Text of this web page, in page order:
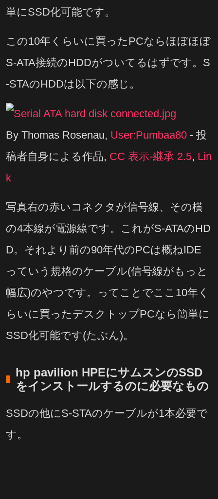
単にSSD化可能です。
この10年くらいに買ったPCならほぼほぼ
S-ATA接続のHDDがついてるはずです。S
-STAのHDDは以下の感じ。
By Thomas Rosenau, User:Pumbaa80 - 投
稿者自身による作品, CC 表示-継承 2.5, Lin
k
写真右の赤いコネクタが信号線、その横
の4本線が電源線です。これがS-ATAのHD
D。それより前の90年代のPCは概ねIDE
っていう規格のケーブル(信号線がもっと
幅広)のやつです。ってことでここ10年く
らいに買ったデスクトップPCなら簡単に
SSD化可能です(たぶん)。
hp pavilion HPEにサムスンのSSD
をインストールするのに必要なもの
SSDの他にS-STAのケーブルが1本必要で
す。